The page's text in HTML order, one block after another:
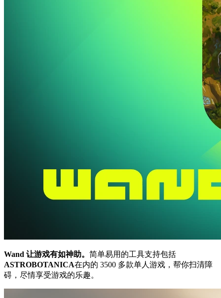
Wand 让游戏有如神助。 简单易用的工具支持包括
ASTROBOTANICA在内的 3500 多款单人游戏，帮你扫清障
碍，尽情享受游戏的乐趣。